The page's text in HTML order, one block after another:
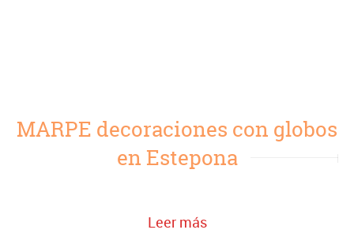
MARPE decoraciones con globos
en Estepona
Leer más